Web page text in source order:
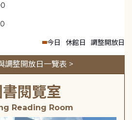
今日 休館日 調整開放日
調整開放日一覽表 >
閱覽室
Reading Room